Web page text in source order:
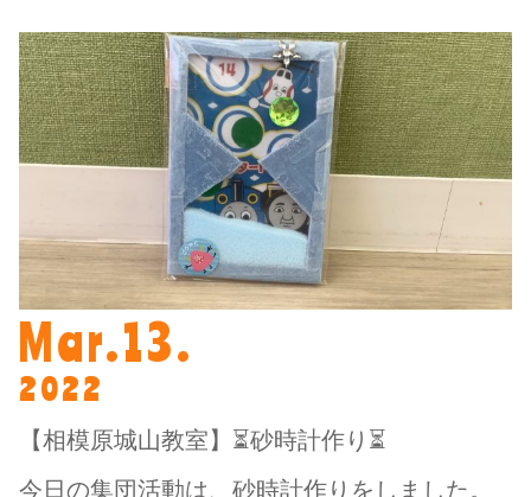
Mar.13.
2022
【相模原城山教室】⏳砂時計作り⏳
今日の集団活動は、砂時計作りをしました。